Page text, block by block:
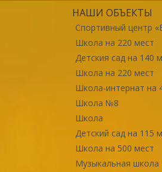
НАШИ ОБЪЕКТЫ
Спортивный центр
Школа на 220 мест
Детския сад на 140
Школа на 220 мест
Школа-интернат на
Школа №8
Школа
Детский сад на 115
Школа на 500 мест
Музыкальная школа